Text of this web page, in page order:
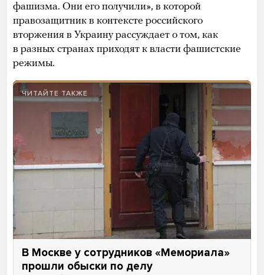
фашизма. Они его получили», в которой
правозащитник в контексте российского
вторжения в Украину рассуждает о том, как
в разных странах приходят к власти фашистские
режимы.
ЧИТАЙТЕ ТАКЖЕ
В Москве у сотрудников «Мемориала»
прошли обыски по делу